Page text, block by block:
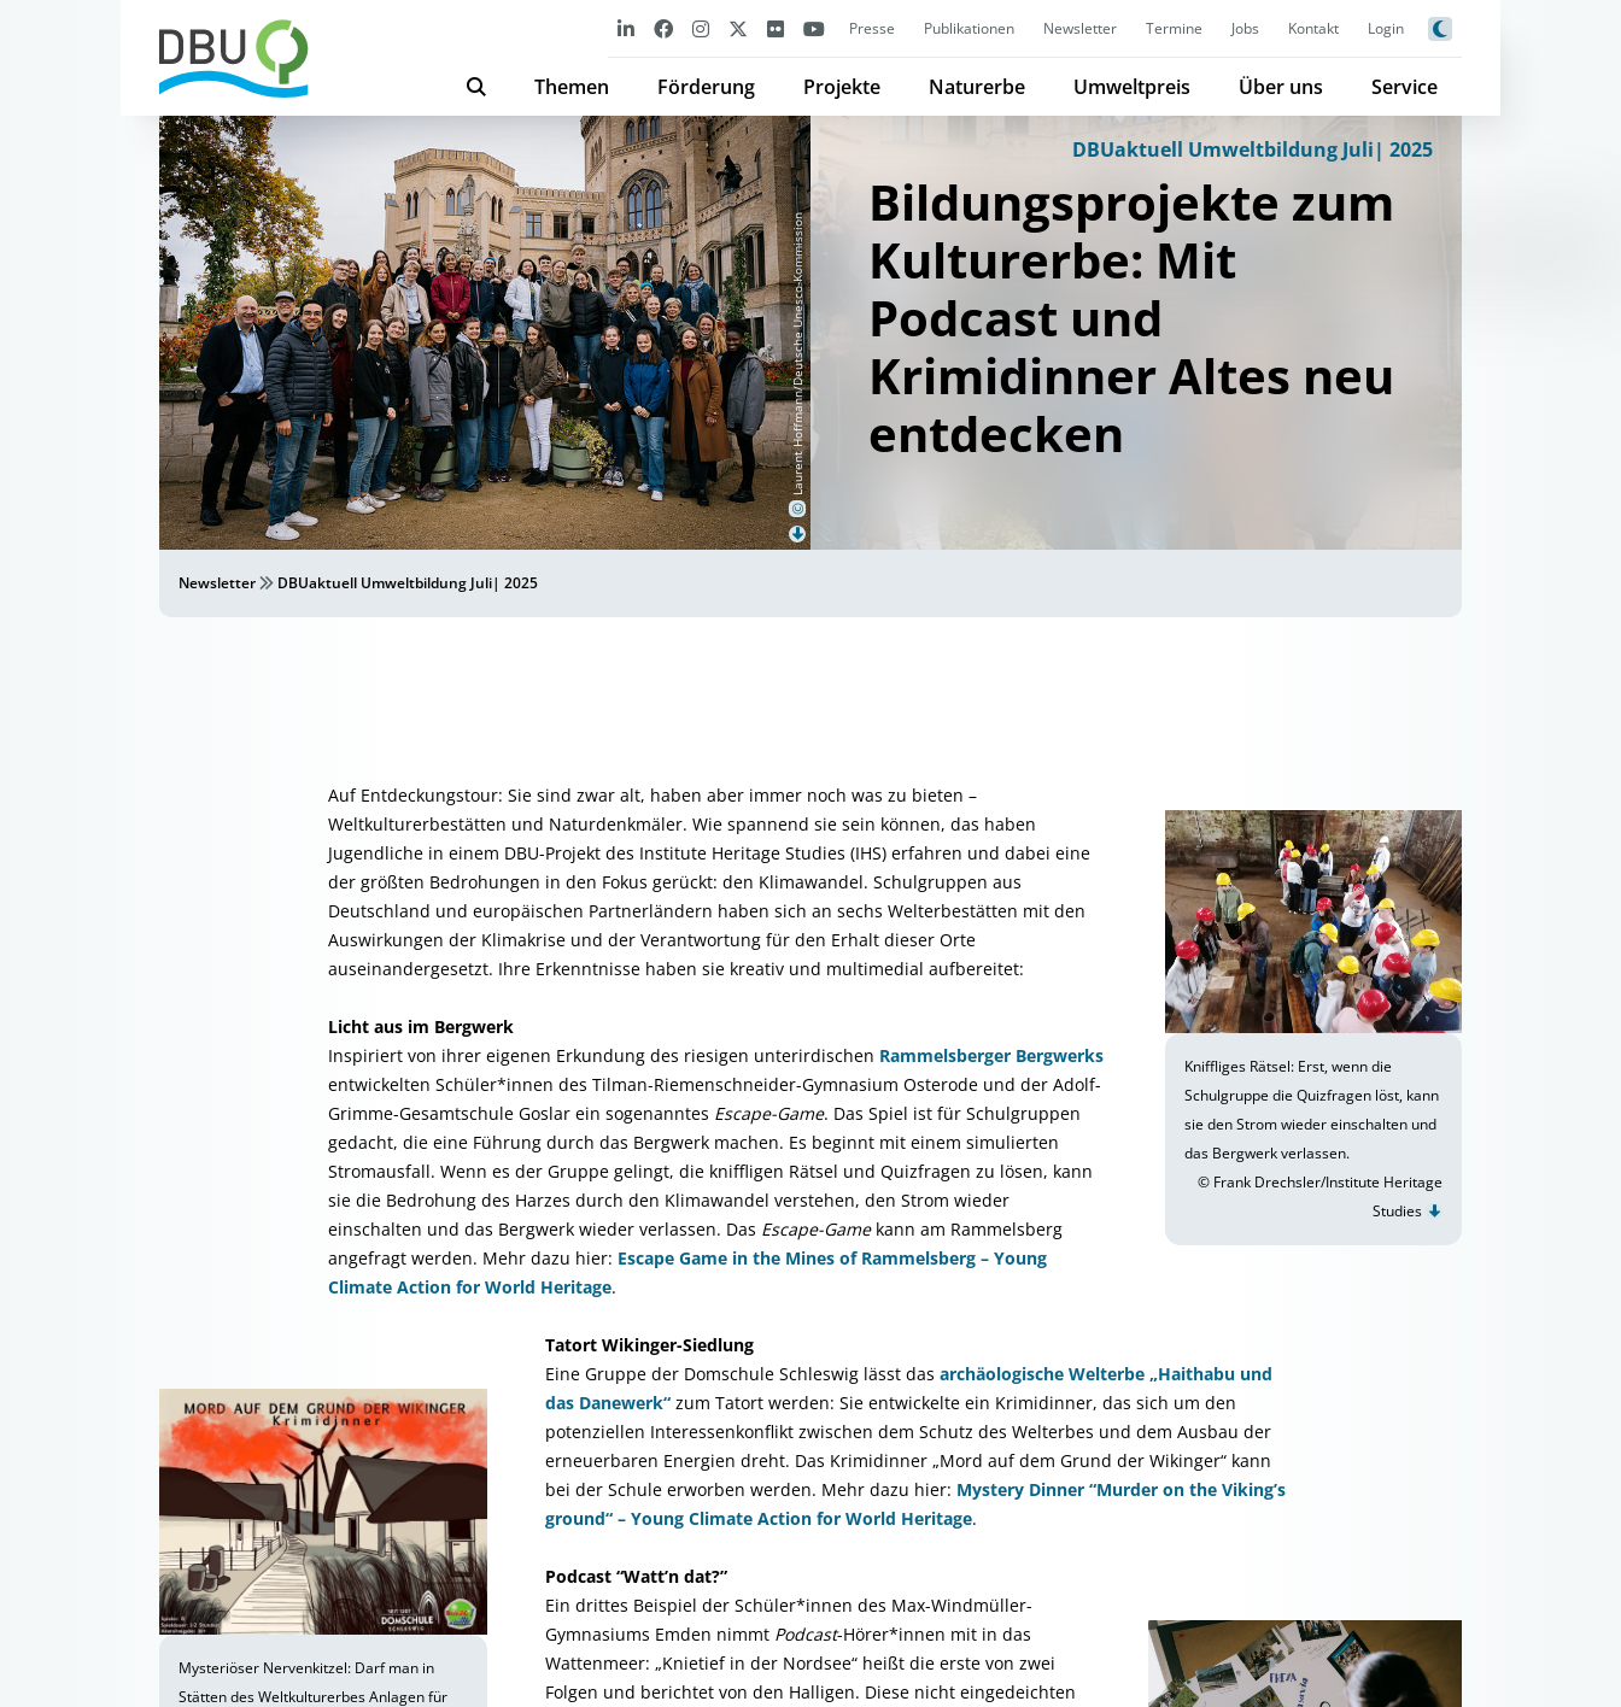
Presse Publikationen Newsletter Termine Jobs Kontakt Login
Themen Förderung Projekte Naturerbe Umweltpreis Über uns Service
©
Laurent Hoffmann/Deutsche Unesco-Kommission
DBUaktuell Umweltbildung Juli| 2025
Bildungsprojekte zum
Kulturerbe: Mit
Podcast und
Krimidinner Altes neu
entdecken
Newsletter DBUaktuell Umweltbildung Juli| 2025
Kniffliges Rätsel: Erst, wenn die
Schulgruppe die Quizfragen löst, kann
sie den Strom wieder einschalten und
das Bergwerk verlassen.
© Frank Drechsler/Institute Heritage
Studies
Auf Entdeckungstour: Sie sind zwar alt, haben aber immer noch was zu bieten –
Weltkulturerbestätten und Naturdenkmäler. Wie spannend sie sein können, das haben
Jugendliche in einem DBU-Projekt des Institute Heritage Studies (IHS) erfahren und dabei eine
der größten Bedrohungen in den Fokus gerückt: den Klimawandel. Schulgruppen aus
Deutschland und europäischen Partnerländern haben sich an sechs Welterbestätten mit den
Auswirkungen der Klimakrise und der Verantwortung für den Erhalt dieser Orte
auseinandergesetzt. Ihre Erkenntnisse haben sie kreativ und multimedial aufbereitet:
Licht aus im Bergwerk
Inspiriert von ihrer eigenen Erkundung des riesigen unterirdischen Rammelsberger Bergwerks
entwickelten Schüler*innen des Tilman-Riemenschneider-Gymnasium Osterode und der Adolf-
Grimme-Gesamtschule Goslar ein sogenanntes Escape-Game. Das Spiel ist für Schulgruppen
gedacht, die eine Führung durch das Bergwerk machen. Es beginnt mit einem simulierten
Stromausfall. Wenn es der Gruppe gelingt, die kniffligen Rätsel und Quizfragen zu lösen, kann
sie die Bedrohung des Harzes durch den Klimawandel verstehen, den Strom wieder
einschalten und das Bergwerk wieder verlassen. Das Escape-Gamekann am Rammelsberg
angefragt werden. Mehr dazu hier: Escape Game in the Mines of Rammelsberg – Young
Climate Action for World Heritage.
Mysteriöser Nervenkitzel: Darf man in
Stätten des Weltkulturerbes Anlagen für
Tatort Wikinger-Siedlung
Eine Gruppe der Domschule Schleswig lässt das archäologische Welterbe „Haithabu und
das Danewerk“ zum Tatort werden: Sie entwickelte ein Krimidinner, das sich um den
potenziellen Interessenkonflikt zwischen dem Schutz des Welterbes und dem Ausbau der
erneuerbaren Energien dreht. Das Krimidinner „Mord auf dem Grund der Wikinger“ kann
bei der Schule erworben werden. Mehr dazu hier: Mystery Dinner “Murder on the Viking’s
ground“ – Young Climate Action for World Heritage.
Podcast “Watt’n dat?”
Ein drittes Beispiel der Schüler*innen des Max-Windmüller-
Gymnasiums Emden nimmt Podcast-Hörer*innen mit in das
Wattenmeer: „Knietief in der Nordsee“ heißt die erste von zwei
Folgen und berichtet von den Halligen. Diese nicht eingedeichten